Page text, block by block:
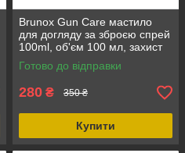
Brunox Gun Care мастило
для догляду за зброєю спрей
100ml, об'єм 100 мл, захист
від корозії
Готово до відправки
280 ₴ 350 ₴
Купити